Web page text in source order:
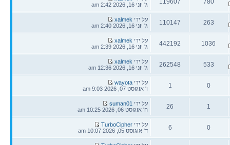
תגובות
צפיות
אחרונה
ג' יוני 16, 2026 2:42 am
263
תגובות
110147
צפיות
הודעה
אחרונה
על ידי xalmek
ג' יוני 16, 2026 2:40 am
1036
תגובות
442192
צפיות
הודעה
אחרונה
על ידי xalmek
ג' יוני 16, 2026 2:39 am
533
תגובות
262548
צפיות
הודעה
אחרונה
על ידי xalmek
ג' יוני 16, 2026 12:36 am
0
תגובות
1
צפיות
הודעה
אחרונה
על ידיwayota
ו' אוגוסט 07, 2026 9:03 am
1
תגובות
26
צפיות
הודעה
אחרונה
על ידי suman01
ה' אוגוסט 06, 2026 10:25 am
0
תגובות
6
צפיות
הודעה
אחרונה
על ידיTurboCipher
ד' אוגוסט 05, 2026 10:07 am